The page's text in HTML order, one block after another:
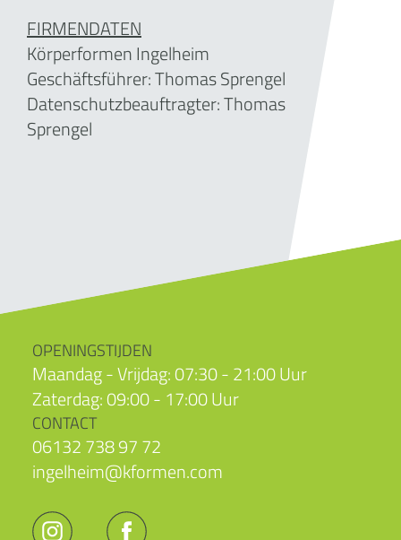
FIRMENDATEN
Körperformen Ingelheim
Geschäftsführer:Thomas Sprengel
Datenschutzbeauftragter: Thomas
Sprengel
OPENINGSTIJDEN
Maandag - Vrijdag: 07:30 - 21:00 Uur
Zaterdag: 09:00 - 17:00 Uur
CONTACT
06132 738 97 72
ingelheim@kformen.com